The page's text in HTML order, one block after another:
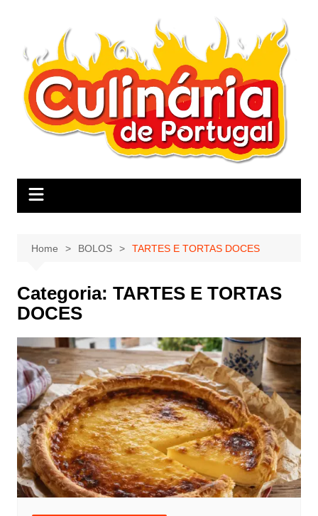
Home BOLOS TARTES E TORTAS DOCES
Categoria: TARTES E TORTAS
DOCES